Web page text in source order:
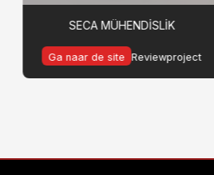
SECA MÜHENDİSLİK
Ga naar de site Reviewproject